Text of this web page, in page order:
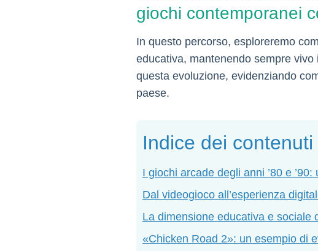
giochi contemporanei
In questo percorso, esploreremo
educativa, mantenendo sempre
questa evoluzione, evidenziando
paese.
Indice dei contenuti
I giochi arcade degli anni ’80 e
Dal videogioco all’esperienza
La dimensione educativa e sociale
«Chicken Road 2»: un esempio di